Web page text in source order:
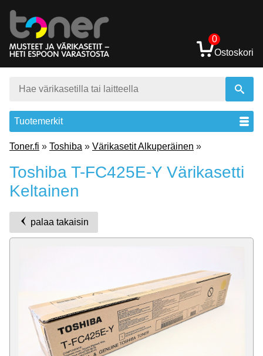
0
Ostoskori
Tuotemerkit
Toner.fi » Toshiba » Värikasetit Alkuperäinen »
Toshiba T-FC425E-Y Värikasetti
Keltainen
palaa takaisin